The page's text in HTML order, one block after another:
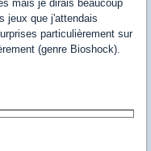
mais je dirais beaucoup
jeux que j'attendais
particulièrement sur
(genre Bioshock).